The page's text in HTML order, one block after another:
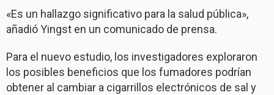
«Es un hallazgo significativo para la salud pública»,
añadió Yingst en un comunicado de prensa.
Para el nuevo estudio, los investigadores exploraron
los posibles beneficios que los fumadores podrían
obtener al cambiar a cigarrillos electrónicos de sal y